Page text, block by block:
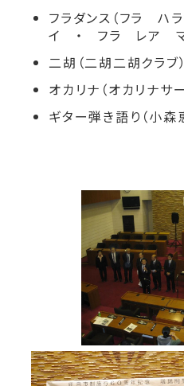
フラダンス（フラ
イ ・ フラ レア マ
二胡（二胡二胡クラブ）
オカリナ（オカリナ
ギター弾き語り（小森